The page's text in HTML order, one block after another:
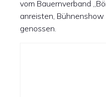
vom Bauernverband
anreisten,
genossen.